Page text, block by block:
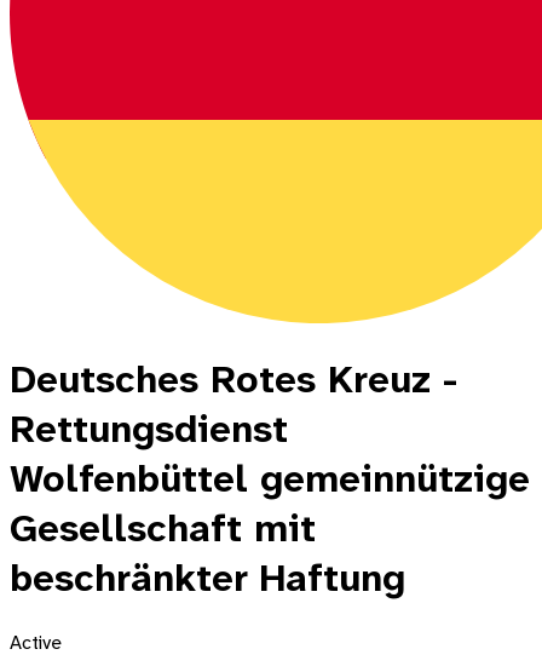
Deutsches Rotes Kreuz -
Rettungsdienst
Wolfenbüttel gemeinnützige
Gesellschaft mit
beschränkter Haftung
Active